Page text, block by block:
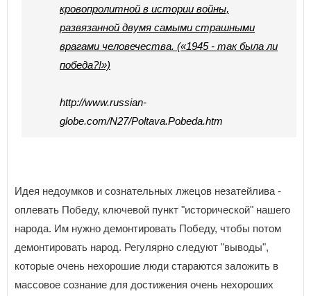
кровопролитной в истории войны,
развязанной двумя самыми страшными
врагами человечества. («1945 - так была ли
победа?!»)
http://www.russian-
globe.com/N27/Poltava.Pobeda.htm
Идея недоумков и сознательных лжецов незатейлива -
оплевать Победу, ключевой пункт "исторической" нашего
народа. Им нужно демонтировать Победу, чтобы потом
демонтировать народ. Регулярно следуют "выводы",
которые очень нехорошие люди стараются заложить в
массовое сознание для достижения очень нехороших